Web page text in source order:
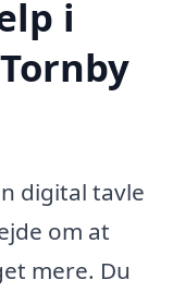
i
digital tavle
om at
mere. Du